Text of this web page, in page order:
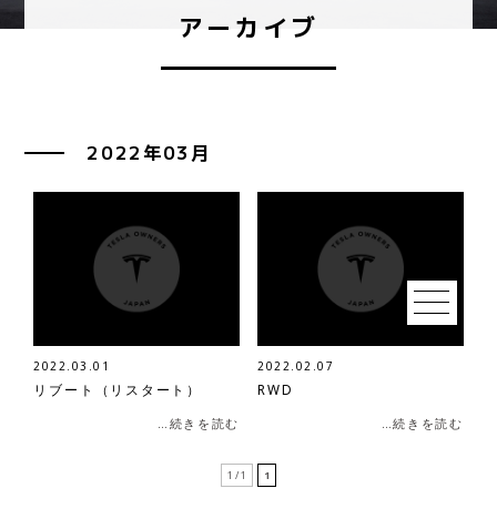
アーカイブ
2022年03月
2022.03.01
リブート（リスタート）
…続きを読む
2022.02.07
RWD
…続きを読む
1 / 1 1